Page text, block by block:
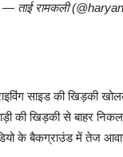
— ताई रामकली
साइड की खिड़की
की खिड़की से बाहर
के बैकग्राउंड में तेज